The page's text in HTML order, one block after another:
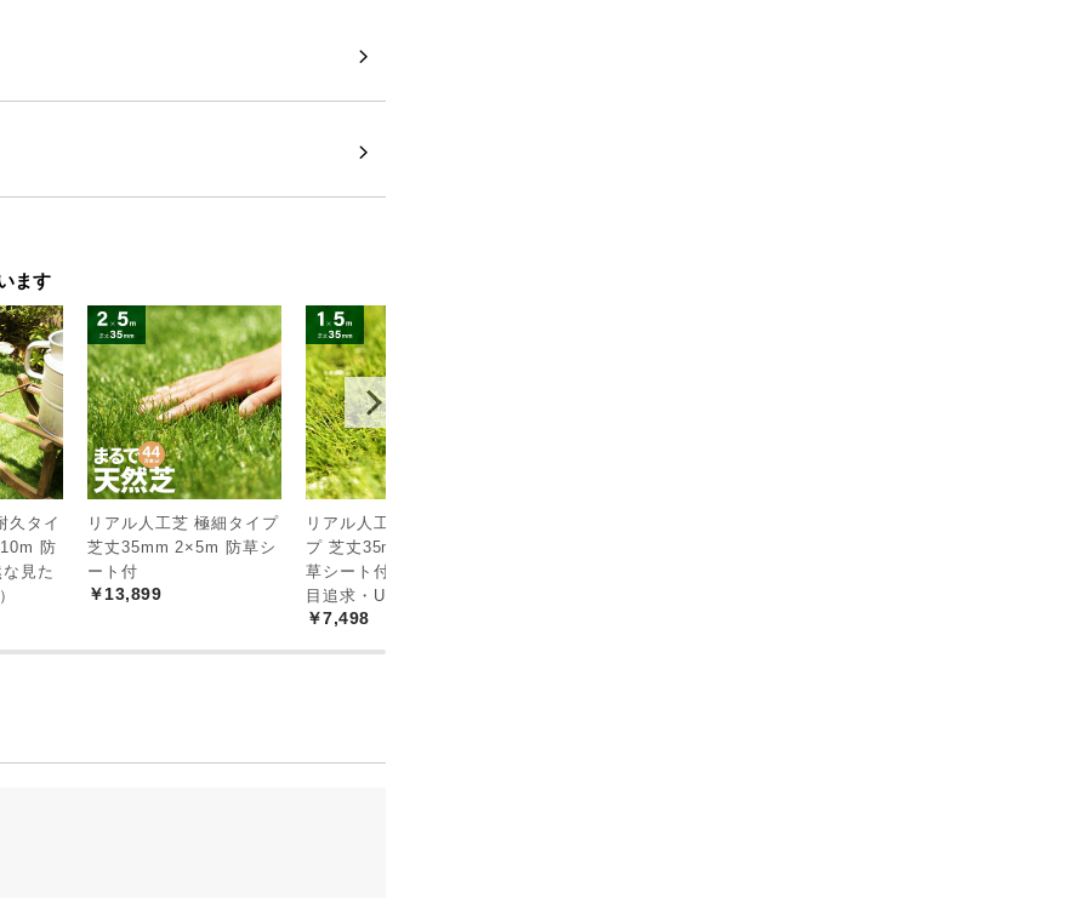
ます
久タイ
防
見た
リアル人工芝 極細タイプ
芝丈35mm 2×5m 防草シ
ート付
￥13,899
リアル人工芝 高耐久タイ
プ 芝丈35mm 1×5m 防
草シート付（自然な見た
目追求・U字ピン）
￥7,498